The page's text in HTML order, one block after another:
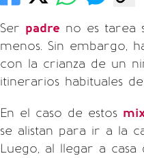
Ser padre no es tarea
menos. Sin embargo,
con la crianza de un
itinerarios habituales
En el caso de estos
se alistan para ir a la
Luego, al llegar a